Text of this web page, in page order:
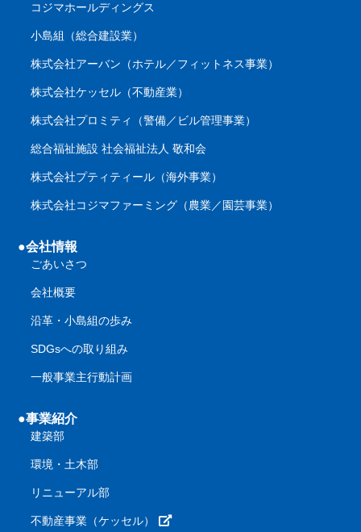
コジマホールディングス
小島組（総合建設業）
株式会社アーバン（ホテル／フィットネス事業）
株式会社ケッセル（不動産業）
株式会社プロミティ（警備／ビル管理事業）
総合福祉施設 社会福祉法人 敬和会
株式会社プティティール（海外事業）
株式会社コジマファーミング（農業／園芸事業）
●会社情報
ごあいさつ
会社概要
沿革・小島組の歩み
SDGsへの取り組み
一般事業主行動計画
●事業紹介
建築部
環境・土木部
リニューアル部
不動産事業（ケッセル）